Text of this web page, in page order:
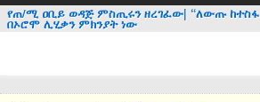
የጠ/ሚ ዐቢይ ወዳጅ ምስጢሩን ዘረገፈው| “ለውጡ
በኦሮሞ ሊሂቃን ምክንያት ነው